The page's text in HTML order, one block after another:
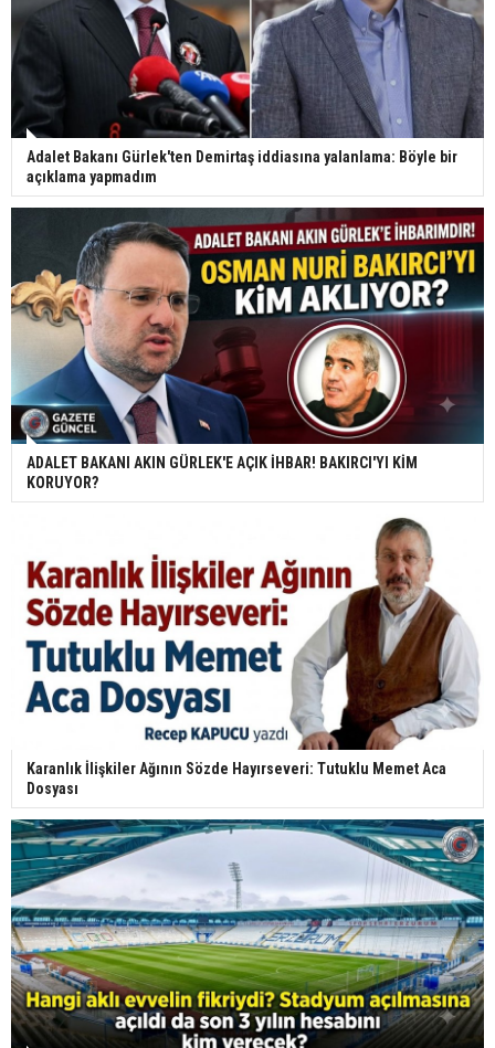
Adalet Bakanı Gürlek'ten Demirtaş iddiasına yalanlama: Böyle bir
açıklama yapmadım
ADALET BAKANI AKIN GÜRLEK'E AÇIK İHBAR! BAKIRCI'YI KİM
KORUYOR?
Karanlık İlişkiler Ağının Sözde Hayırseveri: Tutuklu Memet Aca
Dosyası